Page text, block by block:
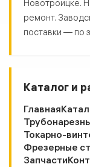
Новотроицке.
ремонт.
поставки — по
Каталог и
Главная
Токарно-
Фрезерные
Запчасти